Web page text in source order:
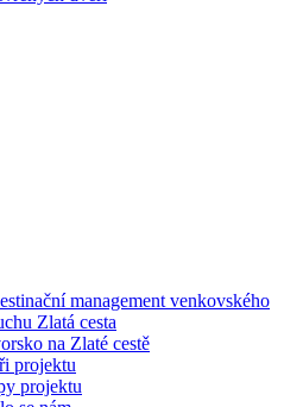
management venkovského
Zlatá cesta
na Zlaté cestě
projektu
projektu